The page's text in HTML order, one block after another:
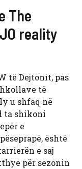
The
reality
të Dejtonit, pas
të
u shfaq në
ta shikoni
e
është
e saj
për sezonin